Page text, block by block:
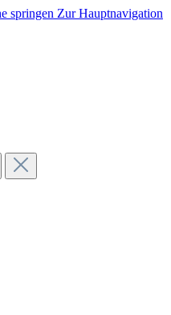
springen Zur Hauptnavigation